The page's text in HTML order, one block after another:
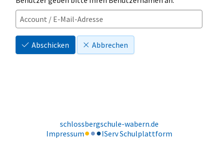
Abschicken Abbrechen
schlossbergschule-wabern.de
Impressum
IServ Schulplattform